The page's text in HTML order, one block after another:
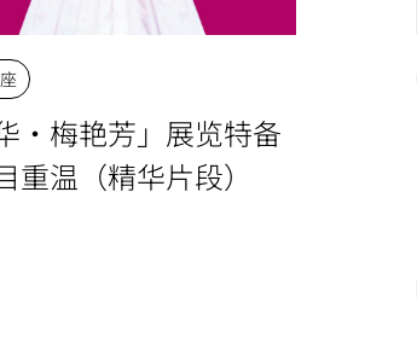
・梅艳芳」展览特备
重温（精华片段）